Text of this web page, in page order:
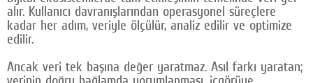
alır. Kullanıcı davranışlarından operasyonel süreçlere
kadar her adım, veriyle ölçülür, analiz edilir ve optimize
edilir.
Ancak veri tek başına değer yaratmaz. Asıl farkı yaratan;